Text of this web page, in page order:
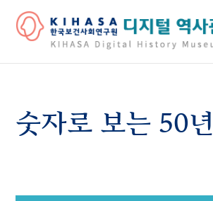
숫자로 보는 50년